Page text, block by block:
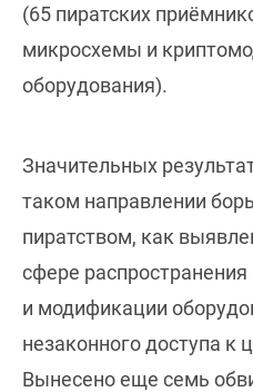
(65 пиратских
микросхемы и
оборудования).
Значительных
таком направлении
пиратством, как
сфере
и модификации
незаконного доступа к
Вынесено еще семь